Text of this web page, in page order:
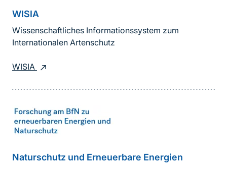
WISIA
Wissenschaftliches Informationssystem zum
Internationalen Artenschutz
WISIA
Naturschutz und Erneuerbare Energien